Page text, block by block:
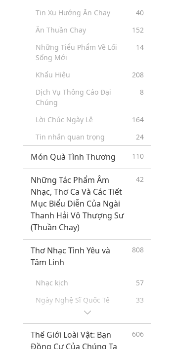
Tin Xu Hướng Ăn Chay
40
Ăn Thuần Chay
152
Những Tiểu Phẩm Về Lối
Sống Mới
14
Khẩu Hiệu
208
Dịch Vụ Thông Cáo Đại
Chúng
8
Lời Chúc Ngày Lễ
164
Tin nhắn quan trọng
24
Món Quà Tình Thương 110
Những Tác Phẩm Âm
Nhạc, Thơ Ca Và Các Tiết
Mục Biểu Diễn Của Ngài
Thanh Hải Vô Thượng Sư
(Thuần Chay)
42
Thơ Nhạc Tình Yêu và
Tâm Linh
808
Nhạc kịch
57
Ngày Nghệ Sĩ Quốc Tế
33
Buổi Họp Mặt Đặc Biệt Cùng
Sư (thuần chay) Và Các Nghệ
Thế Giới Loài Vật: Bạn
Đồng Cư Của Chúng Ta
606